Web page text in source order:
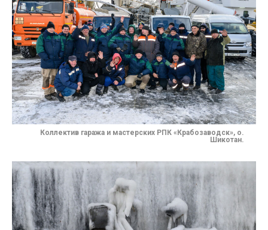
Коллектив гаража и мастерских РПК «Крабозаводск», о.
Шикотан.